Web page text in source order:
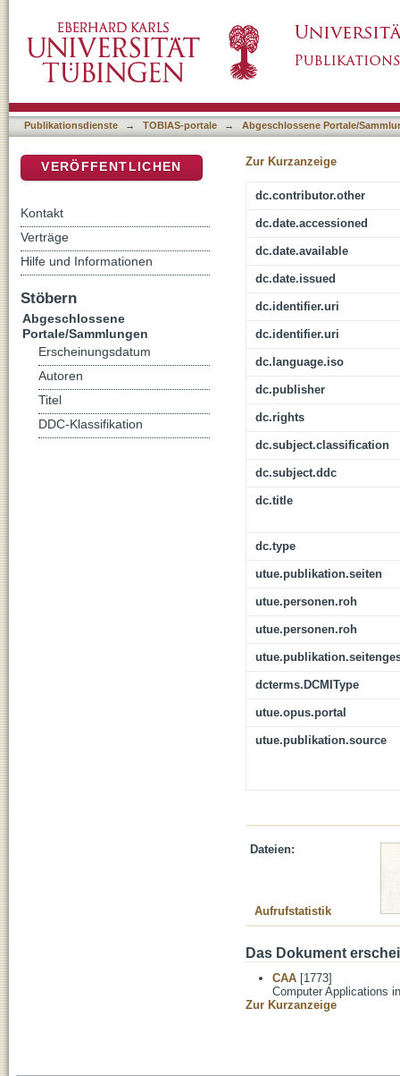
Publikationsdienste → TOBIAS-portale → Abgeschlossene Portale/
Zur Kurzanzeige
dc.contributor.other
dc.date.accessioned
dc.date.available
dc.date.issued
dc.identifier.uri
dc.identifier.uri
dc.language.iso
dc.publisher
dc.rights
dc.subject.classification
dc.subject.ddc
dc.title
dc.type
utue.publikation.seiten
utue.personen.roh
utue.personen.roh
dcterms.DCMIType
utue.opus.portal
utue.publikation.source
Dateien:
Aufrufstatistik
Das Dokument
CAA [1773]
Computer Applications
Zur Kurzanzeige
VERÖFFENTLICHEN
Kontakt
Verträge
Hilfe und Informationen
Stöbern
Abgeschlossene
Portale/Sammlungen
Erscheinungsdatum
Autoren
Titel
DDC-Klassifikation